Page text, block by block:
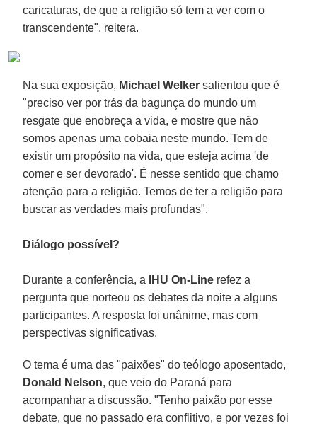
caricaturas, de que a religião só tem a ver com o
transcendente", reitera.
Na sua exposição, Michael Welker salientou que é
"preciso ver por trás da bagunça do mundo um
resgate que enobreça a vida, e mostre que não
somos apenas uma cobaia neste mundo. Tem de
existir um propósito na vida, que esteja acima 'de
comer e ser devorado'. É nesse sentido que chamo
atenção para a religião. Temos de ter a religião para
buscar as verdades mais profundas".
Diálogo possível?
Durante a conferência, a IHU On-Line refez a
pergunta que norteou os debates da noite a alguns
participantes. A resposta foi unânime, mas com
perspectivas significativas.
O tema é uma das "paixões" do teólogo aposentado,
Donald Nelson, que veio do Paraná para
acompanhar a discussão. "Tenho paixão por esse
debate, que no passado era conflitivo, e por vezes foi